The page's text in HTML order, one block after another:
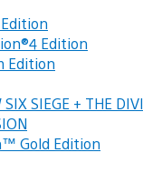
Edition
Edition
SIX SIEGE + THE
Gold Edition